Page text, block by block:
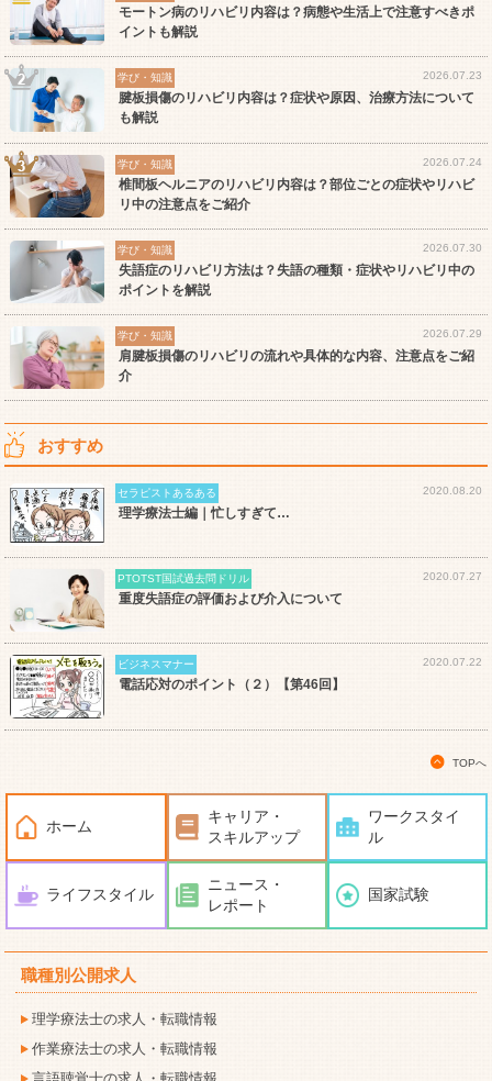
モートン病のリハビリ内容は？病態や生活上で注意すべきポ
イントも解説
学び・知識 2026.07.23
腱板損傷のリハビリ内容は？症状や原因、治療方法について
も解説
学び・知識 2026.07.24
椎間板ヘルニアのリハビリ内容は？部位ごとの症状やリハビ
リ中の注意点をご紹介
学び・知識 2026.07.30
失語症のリハビリ方法は？失語の種類・症状やリハビリ中の
ポイントを解説
学び・知識 2026.07.29
肩腱板損傷のリハビリの流れや具体的な内容、注意点をご紹
介
おすすめ
セラピストあるある 2020.08.20
理学療法士編｜忙しすぎて…
PTOTST国試過去問ドリル 2020.07.27
重度失語症の評価および介入について
ビジネスマナー 2020.07.22
電話応対のポイント（２）【第46回】
TOPへ
ホーム
キャリア・
スキルアップ
ワークスタイ
ル
ライフスタイル
ニュース・
レポート
国家試験
職種別公開求人
理学療法士の求人・転職情報
作業療法士の求人・転職情報